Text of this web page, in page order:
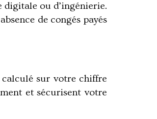
digitale ou d’ingénierie.
de congés payés
calculé sur votre chiffre
et sécurisent votre